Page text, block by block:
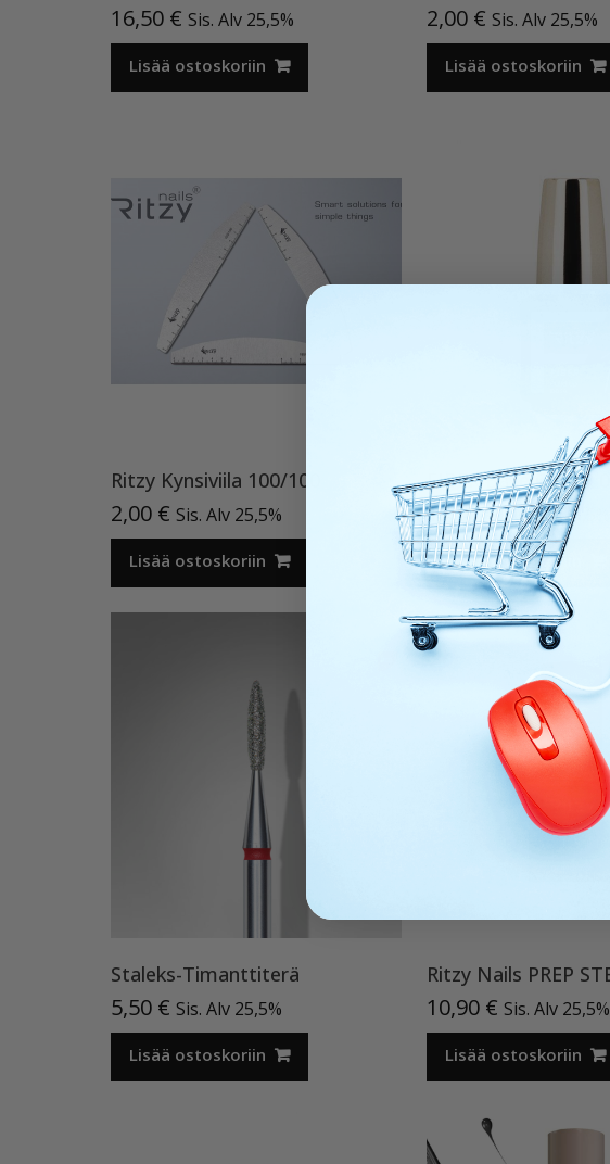
16,50 € Sis. Alv 25,5%
Lisää ostoskoriin
2,00 € Sis. Alv 25,5%
Lisää ostoskoriin
Ritzy Kynsiviila 100/100
2,00 € Sis. Alv 25,5%
Lisää ostoskoriin
19,90€ Sis. Alv 25,5%
Lisää ostoskoriin
Staleks-Timanttiterä
5,50 € Sis. Alv 25,5%
Lisää ostoskoriin
10,90 € Sis. Alv 25,5%
Lisää ostoskoriin